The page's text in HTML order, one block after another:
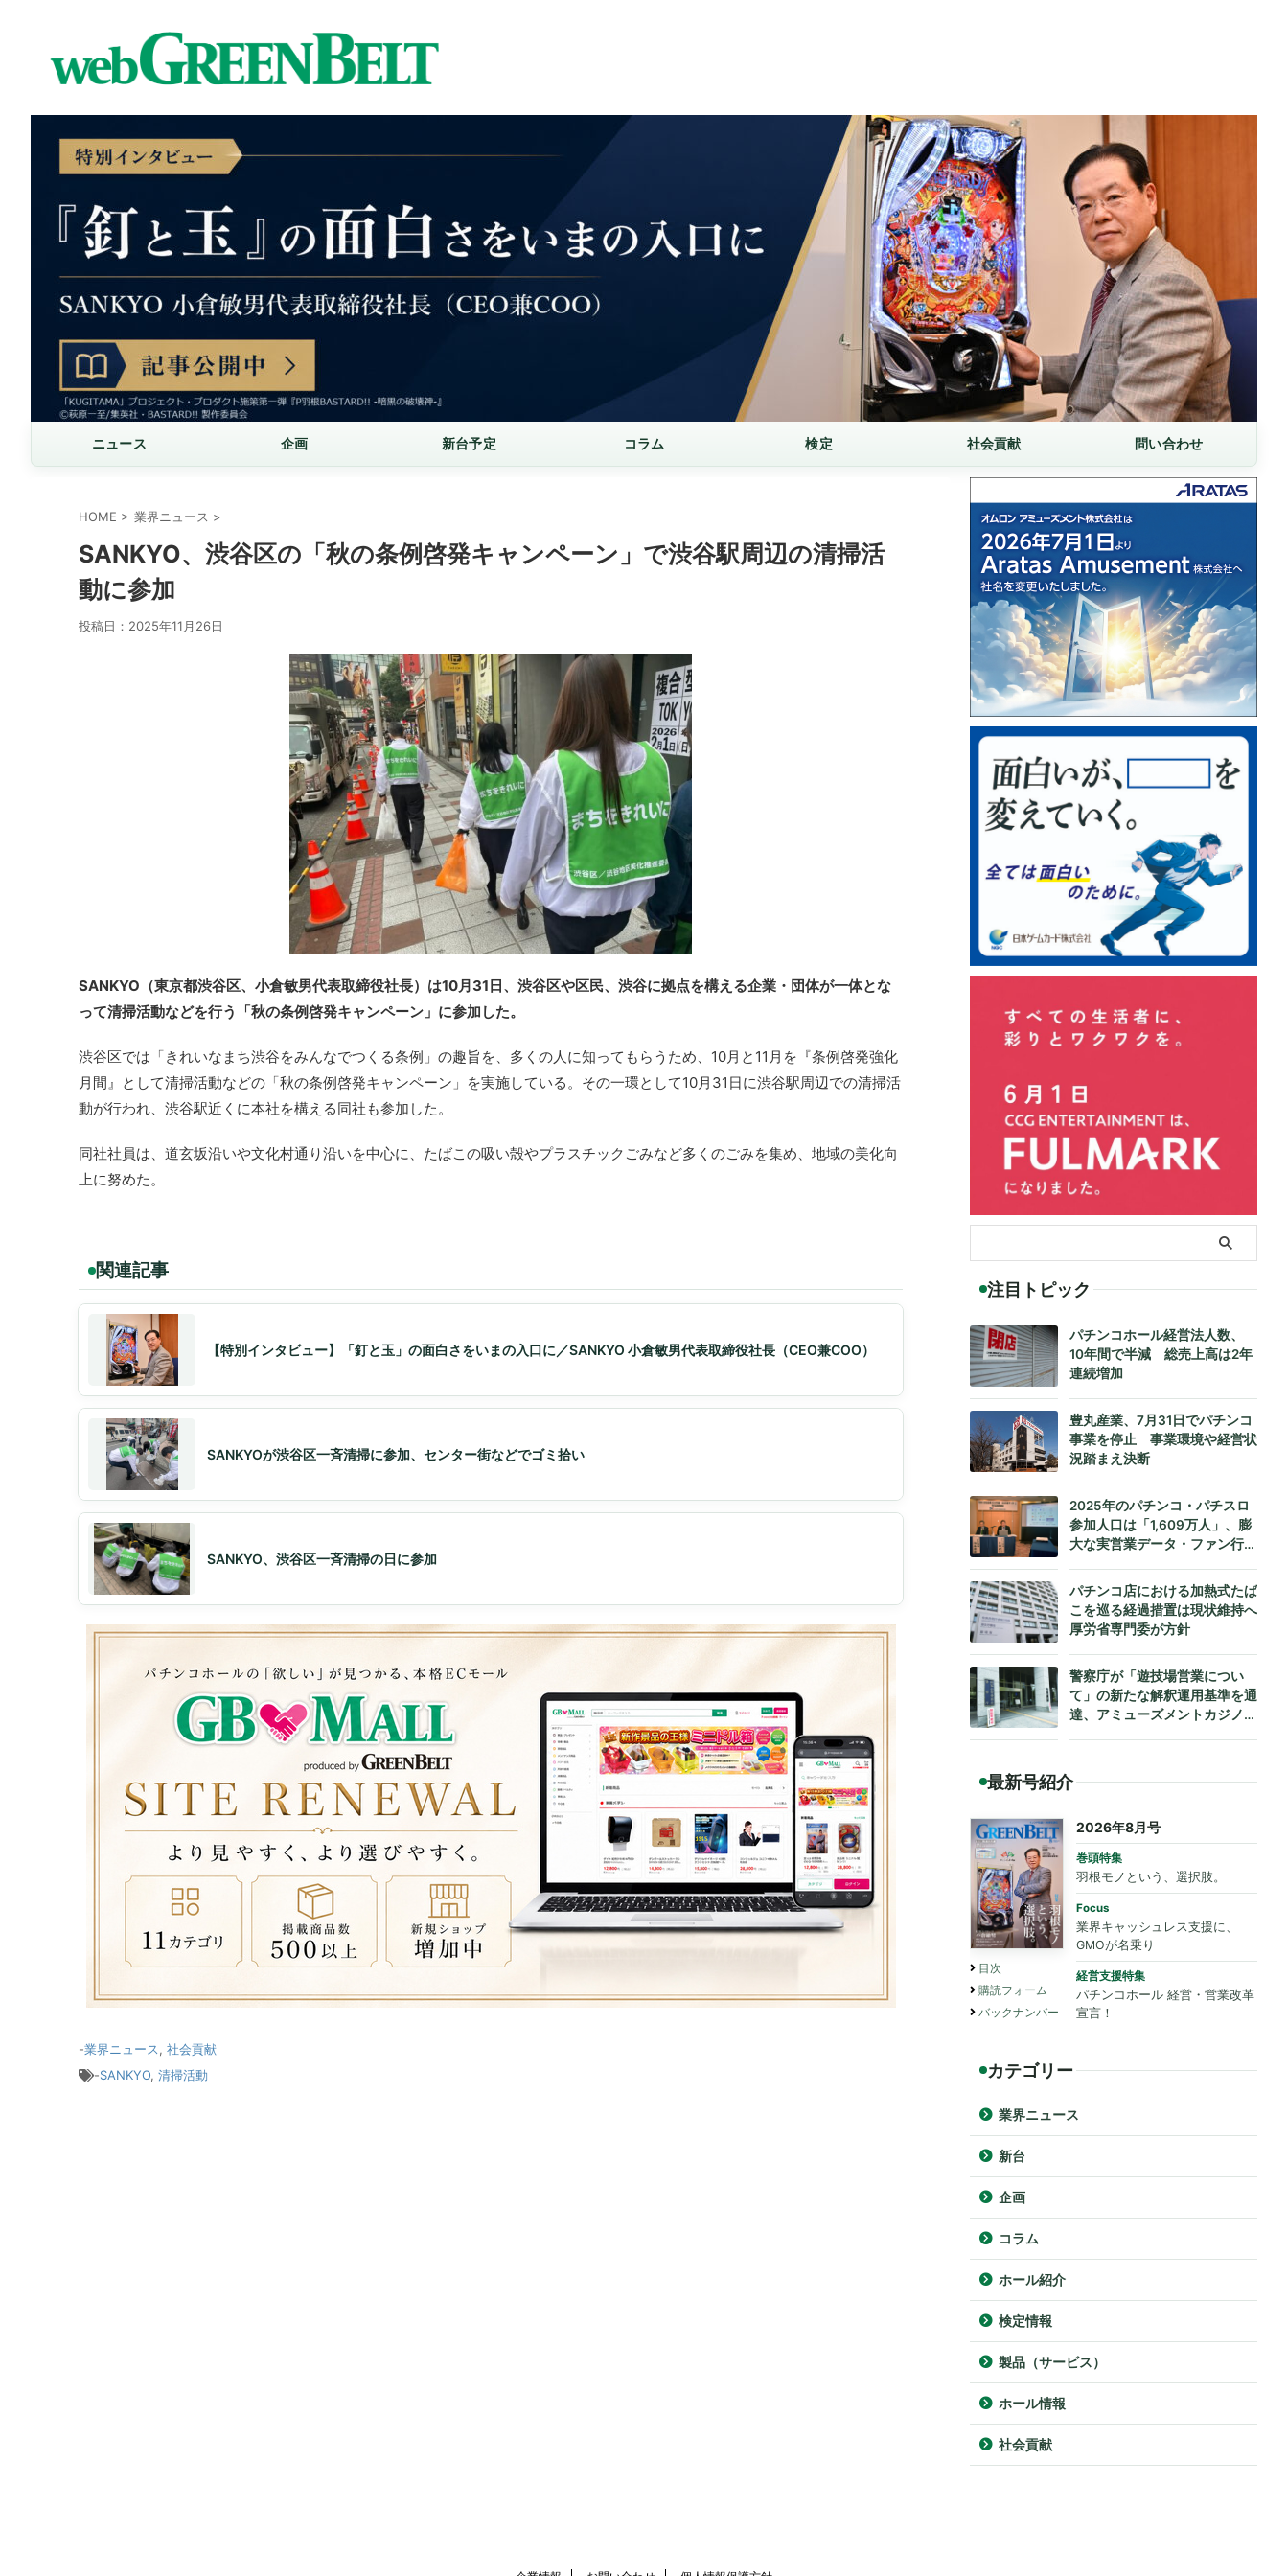
ニュース 企画 新台予定 コラム 検定 社会貢献 問い合わせ
HOME > 業界ニュース >
SANKYO、渋谷区の「秋の条例啓発キャンペーン」で渋谷駅周辺の清掃活
動に参加
投稿日： 2025年11月26日
SANKYO（東京都渋谷区、小倉敏男代表取締役社長）は10月31日、渋谷区や区民、渋谷に拠点を構える企業・団体が一体とな
って清掃活動などを行う「秋の条例啓発キャンペーン」に参加した。
渋谷区では「きれいなまち渋谷をみんなでつくる条例」の趣旨を、多くの人に知ってもらうため、10月と11月を『条例啓発強化
月間』として清掃活動などの「秋の条例啓発キャンペーン」を実施している。その一環として10月31日に渋谷駅周辺での清掃活
動が行われ、渋谷駅近くに本社を構える同社も参加した。
同社社員は、道玄坂沿いや文化村通り沿いを中心に、たばこの吸い殻やプラスチックごみなど多くのごみを集め、地域の美化向
上に努めた。
関連記事
【特別インタビュー】「釘と玉」の面白さをいまの入口に／SANKYO 小倉敏男代表取締役社長（CEO兼COO）
SANKYOが渋谷区一斉清掃に参加、センター街などでゴミ拾い
SANKYO、渋谷区一斉清掃の日に参加
-業界ニュース, 社会貢献
-SANKYO, 清掃活動
注目トピック
パチンコホール経営法人数、
10年間で半減 総売上高は2年
連続増加
豊丸産業、7月31日でパチンコ
事業を停止 事業環境や経営状
況踏まえ決断
2025年のパチンコ・パチスロ
参加人口は「1,609万人」、膨
大な実営業データ・ファン行動
公式発表
パチンコ店における加熱式たば
こを巡る経過措置は現状維持へ
厚労省専門委が方針
警察庁が「遊技場営業につい
て」の新たな解釈運用基準を通
達、アミューズメントカジノへ
最新号紹介
目次
購読フォーム
バックナンバー
2026年8月号
巻頭特集
羽根モノという、選択肢。
Focus
業界キャッシュレス支援に、
GMOが名乗り
経営支援特集
パチンコホール 経営・営業改革
宣言！
カテゴリー
業界ニュース
新台
企画
コラム
ホール紹介
検定情報
製品（サービス）
ホール情報
社会貢献